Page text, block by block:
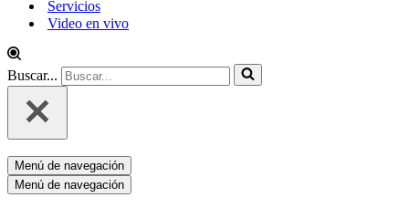
Servicios
Video en vivo
Buscar...
Menú de navegación
Menú de navegación